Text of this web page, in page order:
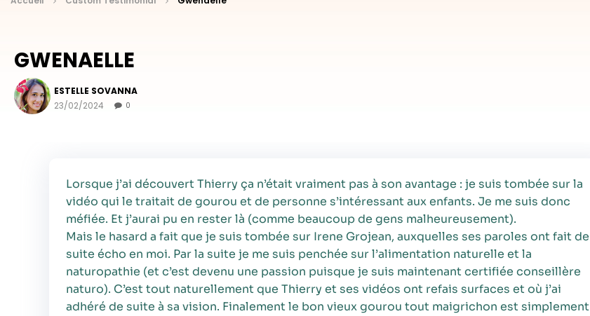
GWENAELLE
ESTELLE SOVANNA
23/02/2024
0
Lorsque j’ai découvert Thierry ça n’était vraiment pas à son avantage : je suis tombée sur la
vidéo qui le traitait de gourou et de personne s’intéressant aux enfants. Je me suis donc
méfiée. Et j’aurai pu en rester là (comme beaucoup de gens malheureusement).
Mais le hasard a fait que je suis tombée sur Irene Grojean, auxquelles ses paroles ont fait de
suite écho en moi. Par la suite je me suis penchée sur l’alimentation naturelle et la
naturopathie (et c’est devenu une passion puisque je suis maintenant certifiée conseillère
naturo). C’est tout naturellement que Thierry et ses vidéos ont refais surfaces et où j’ai
adhéré de suite à sa vision. Finalement le bon vieux gourou tout maigrichon est simplement